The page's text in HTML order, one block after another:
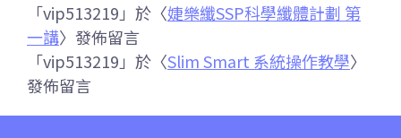
「vip513219 」於〈婕樂纖SSP科學纖體計劃 第
一講〉發佈留言
「vip513219 」於〈Slim Smart 系統操作教學〉
發佈留言